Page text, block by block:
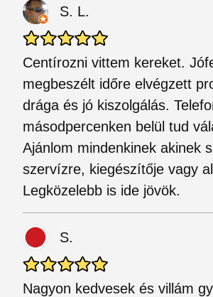
S. L.
Centírozni vittem kereket.
megbeszélt időre elvégzett
drága és jó kiszolgálás.
másodpercenken belül tud
Ajánlom mindenkinek akinek
szervízre, kiegészítője vagy
Legközelebb is ide jövök.
S.
Nagyon kedvesek és villám